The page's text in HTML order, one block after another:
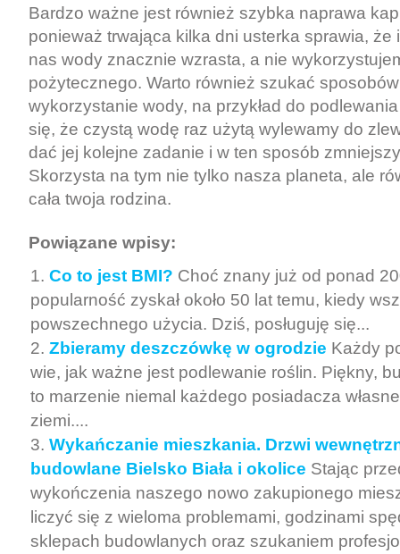
Bardzo ważne jest również szybka naprawa
ponieważ trwająca kilka dni usterka sprawia, że
nas wody znacznie wzrasta, a nie
pożytecznego. Warto również szukać
wykorzystanie wody, na przykład do
się, że czystą wodę raz użytą wylewamy do
dać jej kolejne zadanie i w ten sposób
Skorzysta na tym nie tylko nasza planeta, ale
cała twoja rodzina.
Powiązane wpisy:
Co to jest BMI? Choć znany już od ponad
popularność zyskał około 50 lat temu, kiedy
powszechnego użycia. Dziś, posługuję się...
Zbieramy deszczówkę w ogrodzie Każdy
wie, jak ważne jest podlewanie roślin. Piękny,
to marzenie niemal każdego posiadacza
ziemi....
Wykańczanie mieszkania. Drzwi
budowlane Bielsko Biała i okolice Stając
wykończenia naszego nowo zakupionego
liczyć się z wieloma problemami, godzinami
sklepach budowlanych oraz szukaniem